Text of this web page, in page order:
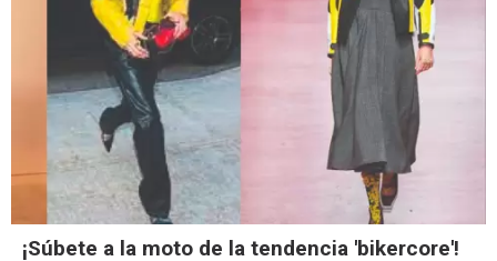
¡Súbete a la moto de la tendencia 'bikercore'!